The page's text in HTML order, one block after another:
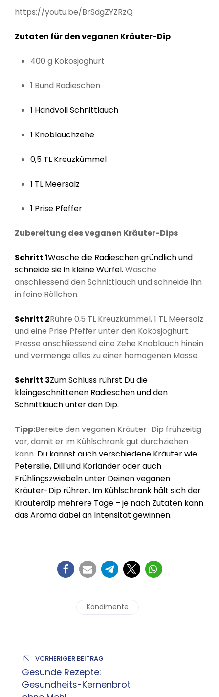
https://youtu.be/BrSdgZYZRzQ
Zutaten für den veganen Kräuter-Dip
400 g Kokosjoghurt
1 Bund Radieschen
1 Handvoll Schnittlauch
1 Knoblauchzehe
0,5 TL Kreuzkümmel
1 TL Meersalz
1 Prise Pfeffer
Zubereitung des veganen Kräuter-Dips
Schritt 1Wasche die Radieschen gründlich und
schneide sie in kleine Würfel. Wasche
anschliessend den Schnittlauch und schneide ihn
in feine Röllchen.
Schritt 2Rühre 0,5 TL Kreuzkümmel, 1 TL Meersalz
und eine Prise Pfeffer unter den Kokosjoghurt.
Presse anschliessend eine Zehe Knoblauch hinein
und vermenge alles zu einer homogenen Masse.
Schritt 3Zum Schluss rührst Du die
kleingeschnittenen Radieschen und den
Schnittlauch unter den Dip.
Tipp:Bereite den veganen Kräuter-Dip frühzeitig
vor, damit er im Kühlschrank gut durchziehen
kann. Du kannst auch verschiedene Kräuter wie
Petersilie, Dill und Koriander oder auch
Frühlingszwiebeln unter Deinen veganen
Kräuter-Dip rühren. Im Kühlschrank hält sich der
Kräuterdip mehrere Tage – je nach Zutaten kann
das Aroma dabei an Intensität gewinnen.
Kondimente
VORHERIGER BEITRAG
Gesunde Rezepte:
Gesundheits-Kernenbrot